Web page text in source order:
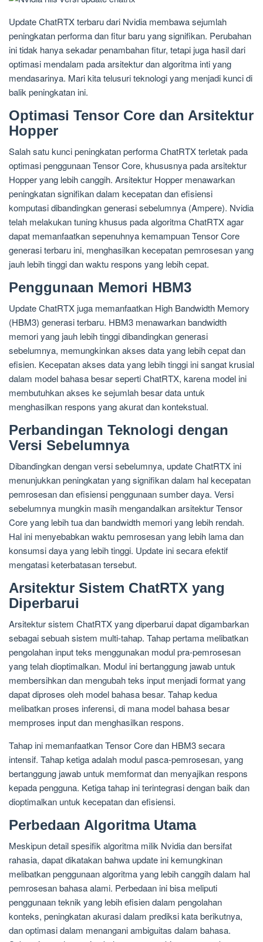
Update ChatRTX terbaru dari Nvidia membawa sejumlah
peningkatan performa dan fitur baru yang signifikan. Perubahan
ini tidak hanya sekadar penambahan fitur, tetapi juga hasil dari
optimasi mendalam pada arsitektur dan algoritma inti yang
mendasarinya. Mari kita telusuri teknologi yang menjadi kunci di
balik peningkatan ini.
Optimasi Tensor Core dan Arsitektur
Hopper
Salah satu kunci peningkatan performa ChatRTX terletak pada
optimasi penggunaan Tensor Core, khususnya pada arsitektur
Hopper yang lebih canggih. Arsitektur Hopper menawarkan
peningkatan signifikan dalam kecepatan dan efisiensi
komputasi dibandingkan generasi sebelumnya (Ampere). Nvidia
telah melakukan tuning khusus pada algoritma ChatRTX agar
dapat memanfaatkan sepenuhnya kemampuan Tensor Core
generasi terbaru ini, menghasilkan kecepatan pemrosesan yang
jauh lebih tinggi dan waktu respons yang lebih cepat.
Penggunaan Memori HBM3
Update ChatRTX juga memanfaatkan High Bandwidth Memory
(HBM3) generasi terbaru. HBM3 menawarkan bandwidth
memori yang jauh lebih tinggi dibandingkan generasi
sebelumnya, memungkinkan akses data yang lebih cepat dan
efisien. Kecepatan akses data yang lebih tinggi ini sangat krusial
dalam model bahasa besar seperti ChatRTX, karena model ini
membutuhkan akses ke sejumlah besar data untuk
menghasilkan respons yang akurat dan kontekstual.
Perbandingan Teknologi dengan
Versi Sebelumnya
Dibandingkan dengan versi sebelumnya, update ChatRTX ini
menunjukkan peningkatan yang signifikan dalam hal kecepatan
pemrosesan dan efisiensi penggunaan sumber daya. Versi
sebelumnya mungkin masih mengandalkan arsitektur Tensor
Core yang lebih tua dan bandwidth memori yang lebih rendah.
Hal ini menyebabkan waktu pemrosesan yang lebih lama dan
konsumsi daya yang lebih tinggi. Update ini secara efektif
mengatasi keterbatasan tersebut.
Arsitektur Sistem ChatRTX yang
Diperbarui
Arsitektur sistem ChatRTX yang diperbarui dapat digambarkan
sebagai sebuah sistem multi-tahap. Tahap pertama melibatkan
pengolahan input teks menggunakan modul pra-pemrosesan
yang telah dioptimalkan. Modul ini bertanggung jawab untuk
membersihkan dan mengubah teks input menjadi format yang
dapat diproses oleh model bahasa besar. Tahap kedua
melibatkan proses inferensi, di mana model bahasa besar
memproses input dan menghasilkan respons.
Tahap ini memanfaatkan Tensor Core dan HBM3 secara
intensif. Tahap ketiga adalah modul pasca-pemrosesan, yang
bertanggung jawab untuk memformat dan menyajikan respons
kepada pengguna. Ketiga tahap ini terintegrasi dengan baik dan
dioptimalkan untuk kecepatan dan efisiensi.
Perbedaan Algoritma Utama
Meskipun detail spesifik algoritma milik Nvidia dan bersifat
rahasia, dapat dikatakan bahwa update ini kemungkinan
melibatkan penggunaan algoritma yang lebih canggih dalam hal
pemrosesan bahasa alami. Perbedaan ini bisa meliputi
penggunaan teknik yang lebih efisien dalam pengolahan
konteks, peningkatan akurasi dalam prediksi kata berikutnya,
dan optimasi dalam menangani ambiguitas dalam bahasa.